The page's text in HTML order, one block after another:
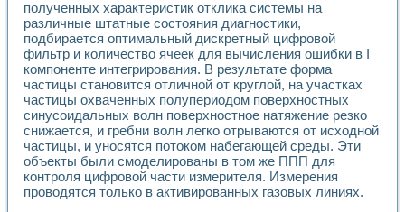
Автоматизированный стенд рентгеновской диагностики
Высокочувствительные оптоэлектронные
Установка для измерения диэлектрических свойств
Исследование кинетики зарождения и развития
Лабораторный электрический импедансный томограф на
Микрозондовая система для характеризации
Метод траекторий в исследовании
Промышленная автоматизация
Автоматизация технологических процессов получения
Использование систем технического зрения для контроля
Исследование электромагнитных переходных процессов
Применение LabVIEW при разработке обучающих
полученных характеристик отклика системы на
различные штатные состояния диагностики,
подбирается оптимальный дискретный цифровой
фильтр и количество ячеек для вычисления ошибки в I
компоненте интегрирования. В результате форма
частицы становится отличной от круглой, на участках
частицы охваченных полупериодом поверхностных
синусоидальных волн поверхностное натяжение резко
снижается, и гребни волн легко отрываются от исходной
частицы, и уносятся потоком набегающей среды. Эти
объекты были смоделированы в том же ППП для
контроля цифровой части измерителя. Измерения
проводятся только в активированных газовых линиях.